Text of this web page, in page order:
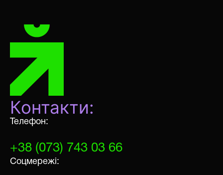
Контакти:
Телефон:
+38 (073) 743 03 66
Соцмережі: